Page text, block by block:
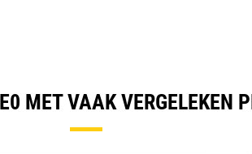
MET VAAK VERGELEKEN